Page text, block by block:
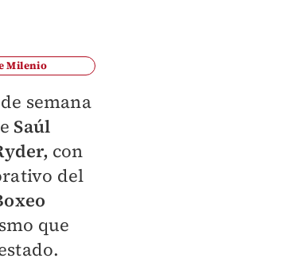
Milenio
semana
Saúl
con
del
que